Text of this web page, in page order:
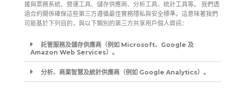
援與票務系統、營運工具、儲存供應商、分析工具、統計工具等。 我們透
過合約關係確保這些第三方遵循最佳實務隱私與安全標準。這意味著我們
可能基於下列目的，與以下類別的第三方共享用戶個人資訊：
託管服務及儲存供應商（例如 Microsoft、Google 及
Amazon Web Services）。
分析、商業智慧及統計供應商（例如 Google Analytics）。